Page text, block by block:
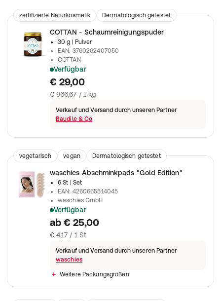
zertifizierte Naturkosmetik
Dermatologisch getestet
vegetarischCOTTAN - Schaumreinigungspuder
30 g
| Pulver
EAN: 3760262407050
COTTAN
Verfügbar
Ein Gesichtsreinigungspuder, das Ihre Haut sanft reinigt und
€ 29,00
€ 966,67 / 1 kg
Verkauf und Versand durch unseren Partner
Baudile & Co
vegetarisch vegan Dermatologisch getestet
waschies Abschminkpads "Gold Edition"
6 St
| Set
EAN: 4260665514045
waschies GmbH
Verfügbar
Wiederverwendbare Reinigungshelfer für deine Hautroutine.
ab € 25,00
€ 4,17 / 1 St
Verkauf und Versand durch unseren Partner
waschies
Weitere Packungsgrößen